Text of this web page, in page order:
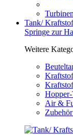
Turbinen
Tank/
Springe zur
Weitere
Air &